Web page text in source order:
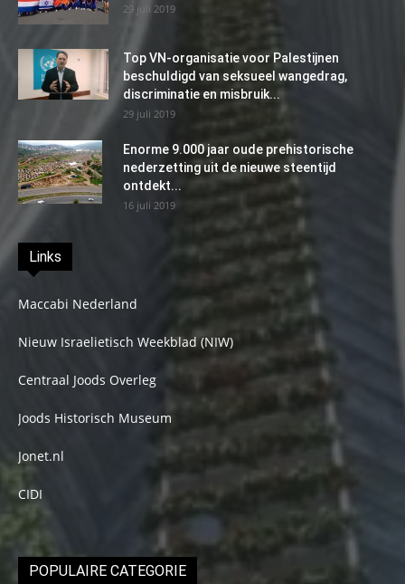
29 juli 2019
Top VN-organisatie voor Palestijnen
beschuldigd van seksueel wangedrag,
discriminatie en misbruik...
29 juli 2019
Enorme 9.000 jaar oude prehistorische
nederzetting uit de nieuwe steentijd
ontdekt...
16 juli 2019
Links
Maccabi Nederland
Nieuw Israelietisch Weekblad (NIW)
Centraal Joods Overleg
Joods Historisch Museum
Jonet.nl
CIDI
POPULAIRE CATEGORIE